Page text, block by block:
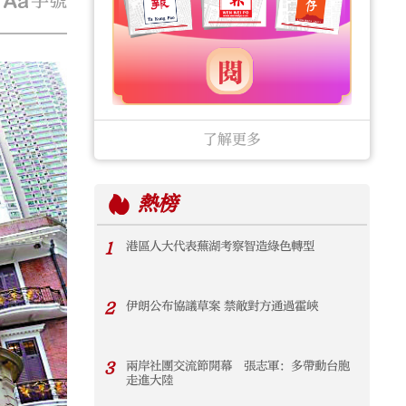
了解更多
熱榜
1 港區人大代表蕪湖考察智造綠色轉型
2 伊朗公布協議草案 禁敵對方通過霍峽
3
兩岸社團交流節開幕 張志軍：多帶動台胞
走進大陸